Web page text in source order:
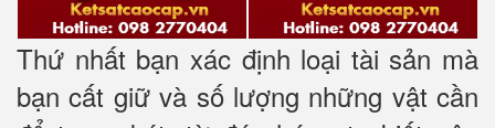
Thứ nhất bạn xác định loại tài sản mà
bạn cất giữ và số lượng những vật cần